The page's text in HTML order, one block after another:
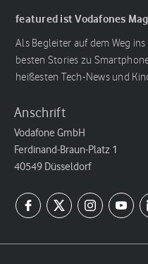
featured ist Vodafones
Als Begleiter auf dem Weg
besten Stories zu
heißesten Tech-News und
Anschrift
Vodafone GmbH
Ferdinand-Braun-Platz 1
40549 Düsseldorf